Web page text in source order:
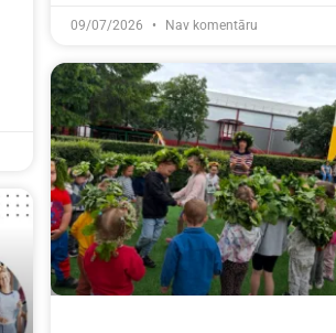
09/07/2026 Nav komentāru